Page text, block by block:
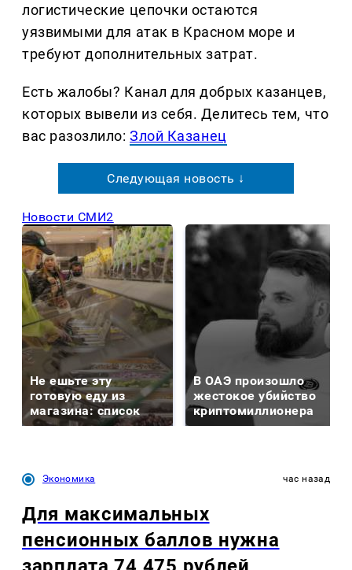
логистические цепочки остаются
уязвимыми для атак в Красном море и
требуют дополнительных затрат.
Есть жалобы? Канал для добрых казанцев,
которых вывели из себя. Делитеcь тем, что
вас разозлило:Злой Казанец
Следующая новость ↓
Новости СМИ2
Не ешьте эту
готовую еду из
магазина: список
В ОАЭ произошло
жестокое убийство
криптомиллионера
Экономика час назад
Для максимальных
пенсионных баллов нужна